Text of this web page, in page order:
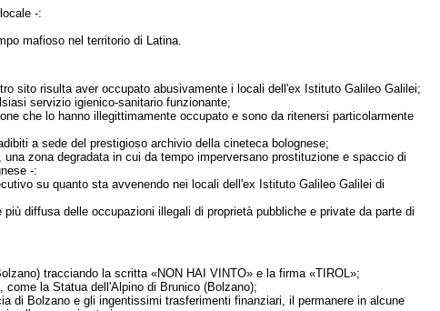
-:
mafioso nel territorio di Latina.
sito risulta aver occupato abusivamente i locali dell'ex Istituto Galileo Galilei;
servizio igienico-sanitario funzionante;
che lo hanno illegittimamente occupato e sono da ritenersi particolarmente
a sede del prestigioso archivio della cineteca bolognese;
zona degradata in cui da tempo imperversano prostituzione e spaccio di
-:
su quanto sta avvenendo nei locali dell'ex Istituto Galileo Galilei di
diffusa delle occupazioni illegali di proprietà pubbliche e private da parte di
tracciando la scritta «NON HAI VINTO» e la firma «TIROL»;
la Statua dell'Alpino di Brunico (Bolzano);
di Bolzano e gli ingentissimi trasferimenti finanziari, il permanere in alcune